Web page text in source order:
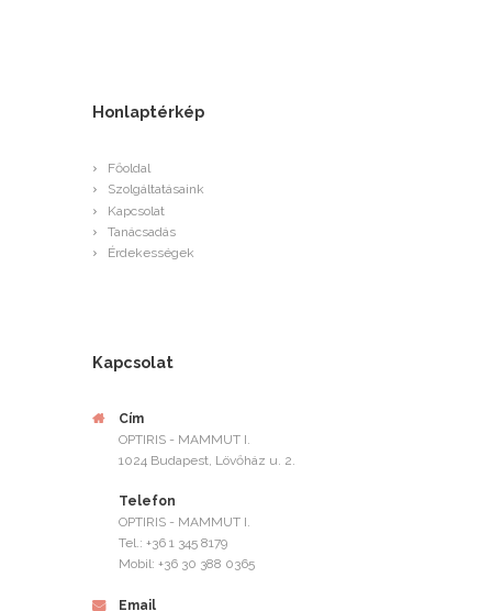
Honlaptérkép
Főoldal
Szolgáltatásaink
Kapcsolat
Tanácsadás
Érdekességek
Kapcsolat
Cím
OPTIRIS - MAMMUT I.
1024 Budapest, Lövőház u. 2.
Telefon
OPTIRIS - MAMMUT I.
Tel.: +36 1 345 8179
Mobil: +36 30 388 0365
Email